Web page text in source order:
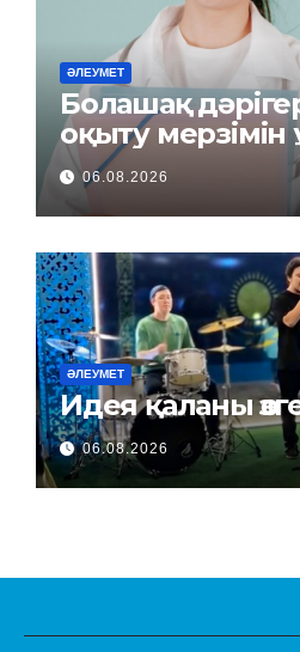
ӘЛЕУМЕТ
Болашақ
оқыту мерзімін
керек пе?
06.08.2026
ӘЛЕУМЕТ
Идея қаланы
06.08.2026